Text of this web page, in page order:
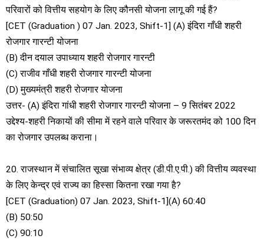
परिवारों को वित्तीय सहयोग के लिए कौनसी योजना लागू की गई हैं?
[CET (Graduation ) 07 Jan. 2023, Shift-1] (A) इंदिरा गाँधी शहरी
रोजगार गारन्टी योजना
(B) दीन दयाल उपाध्याय शहरी रोजगार गारन्टी
(C) राजीव गाँधी शहरी रोजगार गारन्टी योजना
(D) मुख्यमंत्री शहरी रोजगार योजना
उत्तर- (A) इंदिरा गांधी शहरी रोजगार गारन्टी योजना – 9 सितंबर 2022
उद्देश्य-शहरी निकायों की सीमा में रहने वाले परिवार के जरूरतमंद को 100 दिन
का रोजगार उपलब्ध कराना।
20. राजस्थान में संचालित सूखा संभाव्य क्षेत्र (डी.पी.ए.पी.) की वित्तीय व्यवस्था
के लिए केन्द्र एवं राज्य का हिस्सा कितना रखा गया है?
[CET (Graduation) 07 Jan. 2023, Shift-1](A) 60:40
(B) 50:50
(C) 90:10